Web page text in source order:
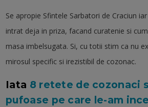
Se apropie Sfintele Sarbatori de Craciun
intrat deja in priza, facand curatenie si
masa imbelsugata. Si, cu totii stim ca nu
mirosul specific si irezistibil de cozonac.
Iata 8 retete de cozonaci
pufoase pe care le-am